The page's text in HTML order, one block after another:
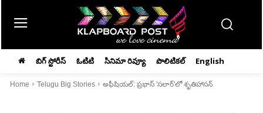
బిగ్ స్టోరీస్ ఓటిటి సినిమా రివ్యూ పొలిటికల్ English
Home Telugu Big Stories అఫీషియల్‌: ప్రభాస్‌ 'సలార్‌'లో శృతిహాసన్‌